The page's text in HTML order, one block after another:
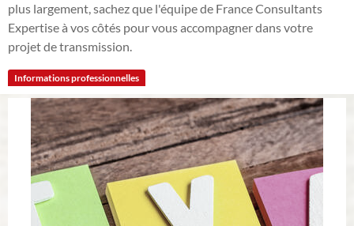
plus largement, sachez que l'équipe de France Consultants
Expertise à vos côtés pour vous accompagner dans votre
projet de transmission.
Informations professionnelles